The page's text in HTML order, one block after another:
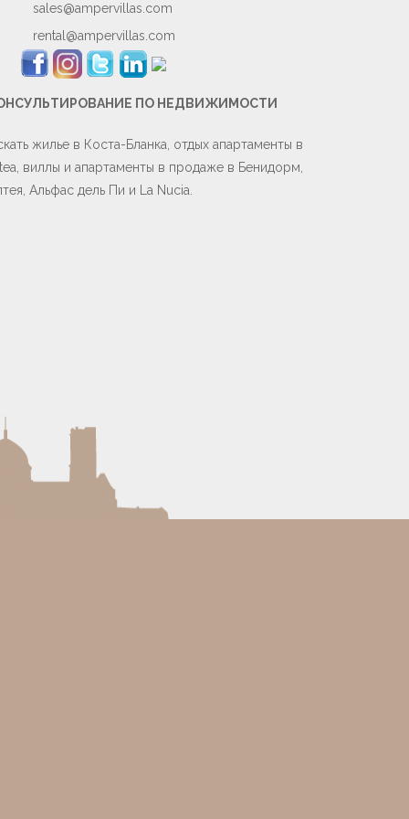
sales@ampervillas.com
rental@ampervillas.com
ПО НЕДВИЖИМОСТИ
жилье в Коста-Бланка, отдых апартаменты в
виллы и апартаменты в продаже в Бенидорм,
Альфас дель Пи и La Nucia.